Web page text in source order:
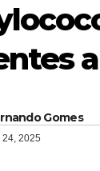
Gomes
24, 2025